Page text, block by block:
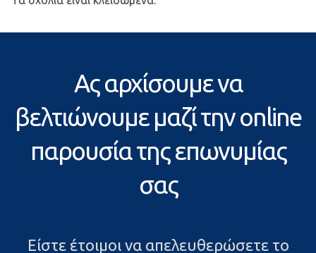
Ας αρχίσουμε να
βελτιώνουμε μαζί την online
παρουσία της επωνυμίας
σας
Είστε έτοιμοι να απελευθερώσετε το